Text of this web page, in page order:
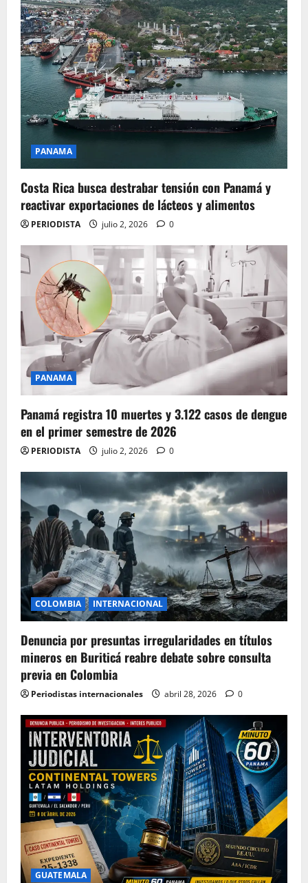
PANAMA
Costa Rica busca destrabar tensión con Panamá y
reactivar exportaciones de lácteos y alimentos
PERIODISTA julio 2, 2026 0
PANAMA
Panamá registra 10 muertes y 3.122 casos de dengue
en el primer semestre de 2026
PERIODISTA julio 2, 2026 0
COLOMBIA INTERNACIONAL
Denuncia por presuntas irregularidades en títulos
mineros en Buriticá reabre debate sobre consulta
previa en Colombia
Periodistas internacionales abril 28, 2026 0
GUATEMALA